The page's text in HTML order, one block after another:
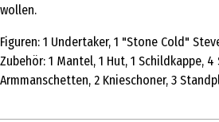
wollen.
Figuren: 1 Undertaker, 1 "Stone Cold"
Zubehör: 1 Mantel, 1 Hut, 1 Schildkappe,
Armmanschetten, 2 Knieschoner, 3